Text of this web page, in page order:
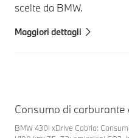
scelte da BMW.
Maggiori dettagli
Consumo di carburante
BMW 430i xDrive Cabrio: